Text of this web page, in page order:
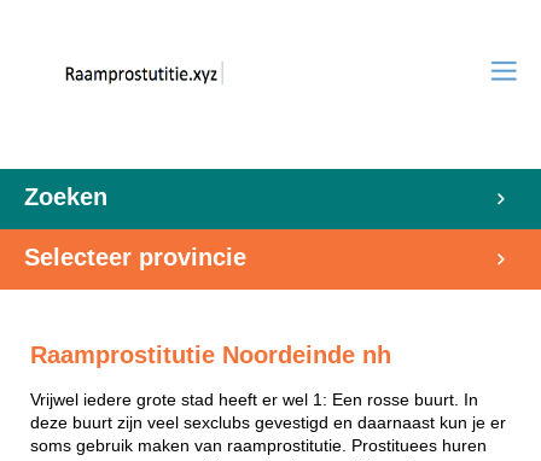
Zoeken
Selecteer provincie
Raamprostitutie Noordeinde nh
Vrijwel iedere grote stad heeft er wel 1: Een rosse buurt. In
deze buurt zijn veel sexclubs gevestigd en daarnaast kun je er
soms gebruik maken van raamprostitutie. Prostituees huren